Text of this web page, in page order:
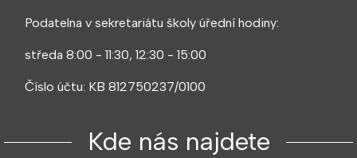
Podatelna v sekretariátu školy úřední hodiny:
středa 8:00 - 11:30, 12:30 - 15:00
Číslo účtu: KB 812750237/0100
Kde nás najdete